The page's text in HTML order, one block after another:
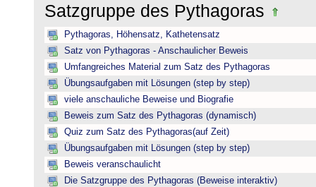
Satzgruppe des Pythagoras
Pythagoras, Höhensatz, Kathetensatz
Satz von Pythagoras - Anschaulicher Beweis
Umfangreiches Material zum Satz des Pythagoras
Übungsaufgaben mit Lösungen (step by step)
viele anschauliche Beweise und Biografie
Beweis zum Satz des Pythagoras (dynamisch)
Quiz zum Satz des Pythagoras(auf Zeit)
Übungsaufgaben mit Lösungen (step by step)
Beweis veranschaulicht
Die Satzgruppe des Pythagoras (Beweise interaktiv)